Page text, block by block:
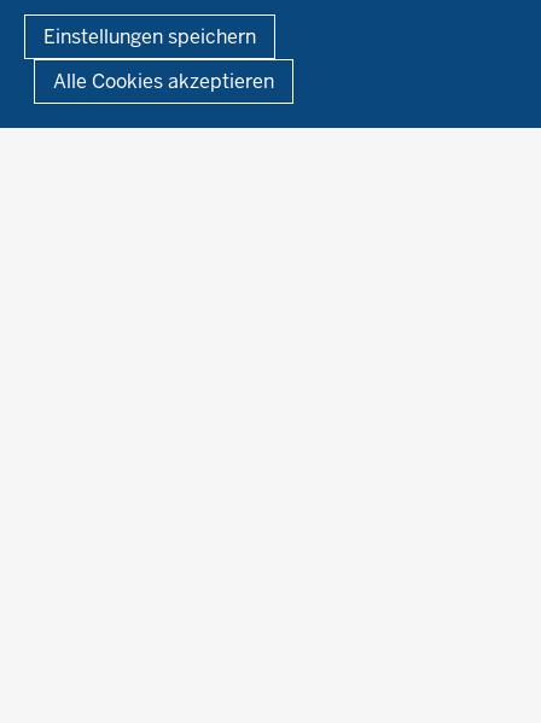
Einstellungen speichern
Alle Cookies akzeptieren
Newsletter
Demonstrationsbetriebe Ökologischer Landbau
Links
Fußzeile
Impressum Datenschutzerklärung